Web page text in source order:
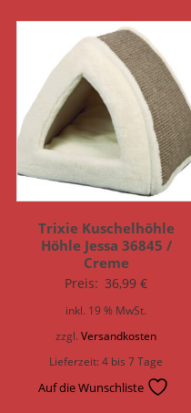
Trixie Kuschelhöhle
Höhle Jessa 36845 /
Creme
Preis: 36,99€
inkl. 19 % MwSt.
zzgl.Versandkosten
Lieferzeit:4 bis 7 Tage
Auf die Wunschliste